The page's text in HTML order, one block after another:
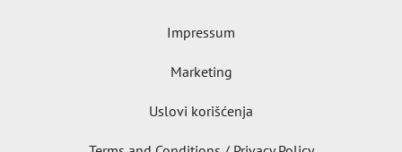
Impressum
Marketing
Uslovi korišćenja